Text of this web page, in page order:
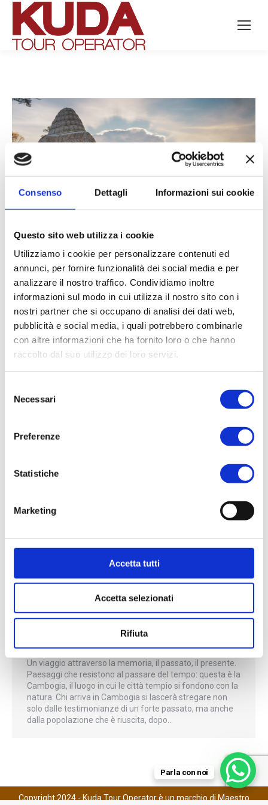
Consenso Dettagli Informazioni sui cookie
Questo sito web utilizza i cookie
Utilizziamo i cookie per personalizzare contenuti ed
annunci, per fornire funzionalità dei social media e per
analizzare il nostro traffico. Condividiamo inoltre
informazioni sul modo in cui utilizza il nostro sito con i
nostri partner che si occupano di analisi dei dati web,
pubblicità e social media, i quali potrebbero combinarle
con altre informazioni che ha fornito loro o che hanno
raccolto dal suo utilizzo dei loro servizi.
delNecessari
Preferenze
Statistiche
Marketing
Accetta tutti
Accetta selezionati
Rifiuta
Search:
CAMBOGIA: IL PAESE DEL
SORRISO!
Uncategorized
Novembre 10, 2023
Un viaggio attraverso la memoria, il passato, il presente.
Paesaggi che resistono al passare del tempo: questa è la
Cambogia, il luogo in cui le città tempio si fondono con la
natura. Chi arriva in Cambogia si lascerà stregare non
dalla popolazione che è riuscita, dopo…
Novità ByMatteo
Novembre 10, 2023
Un viaggio attraverso la memoria, il passato, il presente.
Paesaggi che resistono al passare del tempo: questa è la
Cambogia, il luogo in cui le città tempio si fondono con la
natura. Chi arriva in Cambogia si lascerà stregare non
solo dalle testimonianze di un forte passato, ma anche
dalla popolazione che è riuscita, dopo…
Copyright 2024 - Kuda Tour Operator è un marchio di Maestro
Parla con noi